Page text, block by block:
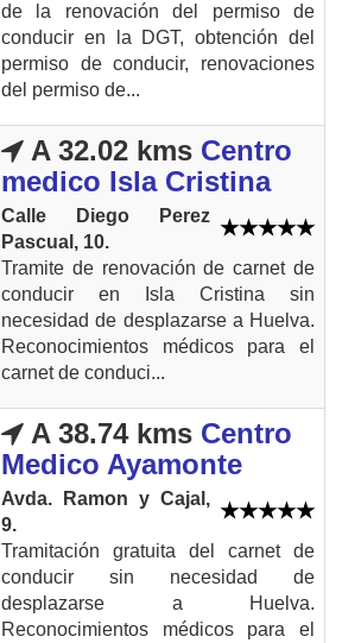
de la renovación del permiso de
conducir en la DGT, obtención del
permiso de conducir, renovaciones
del permiso de...
A 32.02 kms Centro
medico Isla Cristina
Calle Diego Perez
Pascual, 10.
Tramite de renovación de carnet de
conducir en Isla Cristina sin
necesidad de desplazarse a Huelva.
Reconocimientos médicos para el
carnet de conduci...
A 38.74 kms Centro
Medico Ayamonte
Avda. Ramon y Cajal,
9.
Tramitación gratuita del carnet de
conducir sin necesidad de
desplazarse a Huelva.
Reconocimientos médicos para el